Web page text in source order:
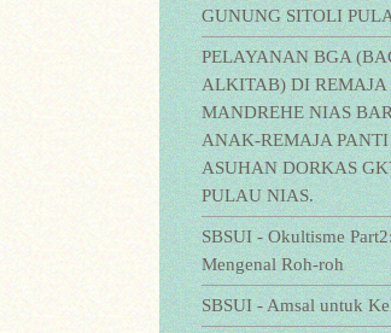
GUNUNG SITOLI
PELAYANAN BGA
ALKITAB) DI REMAJA
MANDREHE NIAS
ANAK-REMAJA PANTI
ASUHAN DORKAS
PULAU NIAS.
SBSUI - Okultisme Part2:
Mengenal Roh-roh
SBSUI - Amsal untuk